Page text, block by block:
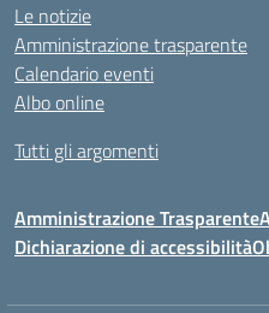
Le notizie
Amministrazione trasparente
Calendario eventi
Albo online
Tutti gli argomenti
Amministrazione Trasparente
Dichiarazione di accessibilità